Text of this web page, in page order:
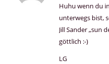
Huhu wenn du
unterwegs bist,
Jill Sander „sun
göttlich :-)
LG